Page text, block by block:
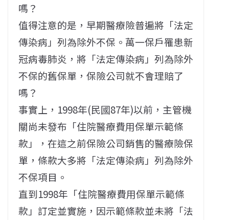
嗎？
值得注意的是，早期醫療險普遍將「法定
傳染病」列為除外不保。萬一保戶罹患新
冠病毒肺炎，將「法定傳染病」列為除外
不保的舊保單，保險公司就不會理賠了
嗎？
事實上，1998年(民國87年)以前，主管機
關尚未發布「住院醫療費用保單示範條
款」，在這之前保險公司銷售的醫療險保
單，條款大多將「法定傳染病」列為除外
不保項目。
直到1998年「住院醫療費用保單示範條
款」訂定並實施，因示範條款並未將「法